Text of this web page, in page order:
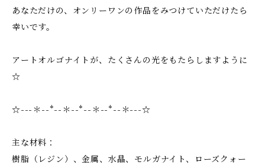
あなただけの、オンリーワンの作品をみつけていただけたら
幸いです。
アートオルゴナイトが、たくさんの光をもたらしますように
☆
☆---＊--*--＊--*--＊--*--＊---☆
主な材料：
樹脂（レジン）、金属、水晶、モルガナイト、ローズクォー